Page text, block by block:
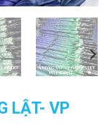
LẬT- VP